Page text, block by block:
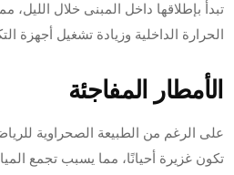
تبدأ بإطلاقها داخل المبنى خلال الليل،
الحرارة الداخلية وزيادة تشغيل أجهزة
الأمطار المفاجئة
على الرغم من الطبيعة الصحراوية
تكون غزيرة أحيانًا، مما يسبب تجمع